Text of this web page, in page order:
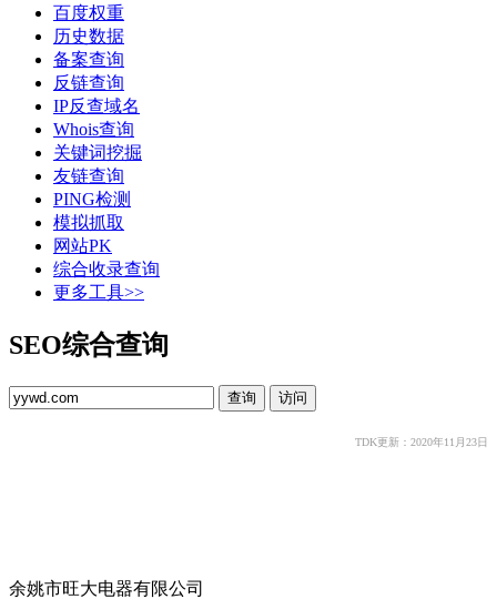
百度权重
历史数据
备案查询
反链查询
IP反查域名
Whois查询
关键词挖掘
友链查询
PING检测
模拟抓取
网站PK
综合收录查询
更多工具>>
SEO综合查询
TDK更新：2020年11月23日
余姚市旺大电器有限公司